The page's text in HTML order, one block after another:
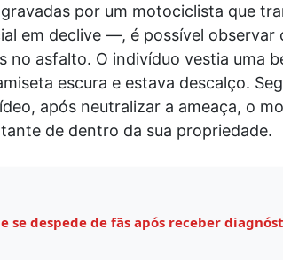
por um motociclista que
em declive —, é possível observar
no asfalto. O indivíduo vestia uma
escura e estava descalço.
após neutralizar a ameaça, o
de dentro da sua propriedade.
se despede de fãs após receber